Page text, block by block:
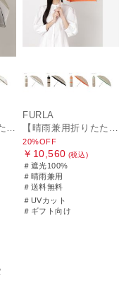
【晴雨兼用折りたたみ日傘】フルラ (FURLA) シャンブレーオーガンジー刺繍
FURLA
【晴雨兼用折りたたみ日傘】シャンブレー切り継ぎグログラン 遮光100％ UV100％ 晴雨兼用
20%OFF
￥10,560 (税込)
＃遮光100%
＃晴雨兼用
＃送料無料
＃UVカット
＃ギフト向け